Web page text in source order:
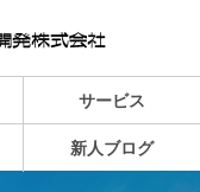
サービス
新人ブログ